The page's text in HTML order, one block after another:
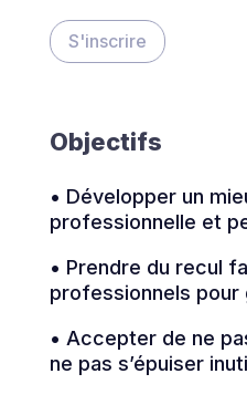
S'inscrire
Objectifs
• Développer un
professionnelle et
• Prendre du recul
professionnels pour
• Accepter de ne
ne pas s’épuiser